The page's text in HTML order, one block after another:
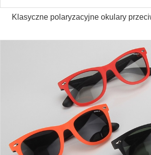
Klasyczne polaryzacyjne okulary